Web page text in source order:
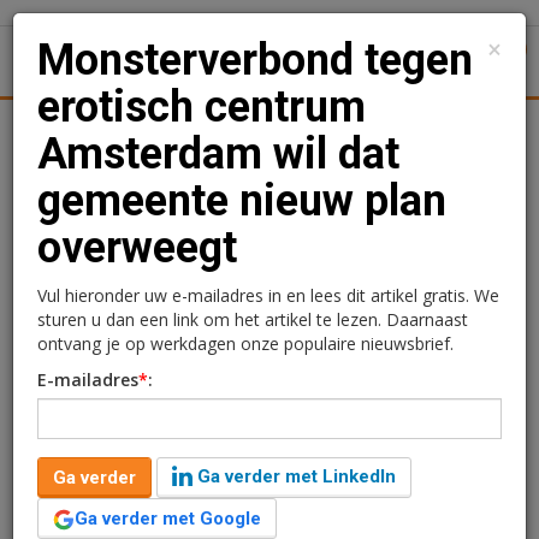
Achtergronden Woningmarkt
Monsterverbond tegen
erotisch centrum
Amsterdam wil dat
gemeente nieuw plan
overweegt
Redactie
14 september 2023 om 16:23
3 jaar geleden aangepast
4 minuten leestijd
Het Monsterverbond tegen een erotisch centrum
×
Monsterverbond tegen
erotisch centrum
Amsterdam wil dat
gemeente nieuw plan
overweegt
Vul hieronder uw e-mailadres in en lees dit artikel gratis. We
sturen u dan een link om het artikel te lezen. Daarnaast
ontvang je op werkdagen onze populaire nieuwsbrief.
E-mailadres*:
Ga verder
Ga verder met LinkedIn
Ga verder met Google